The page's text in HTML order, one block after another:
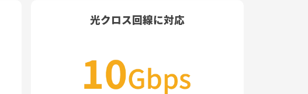
光クロス回線に対応